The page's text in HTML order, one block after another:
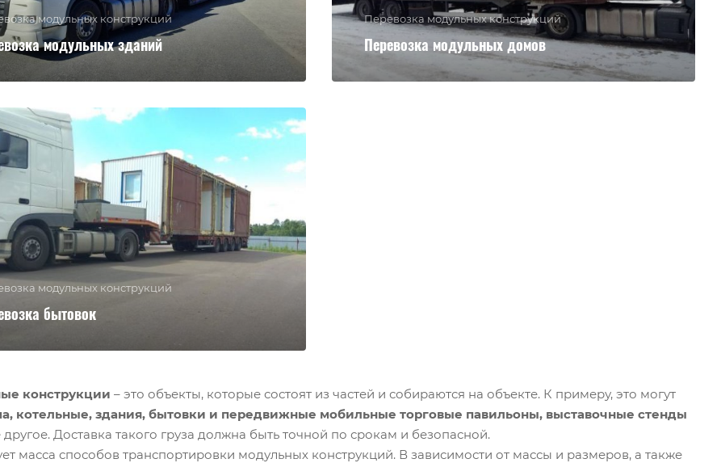
модульных конструкций
модульных зданий
Перевозка модульных конструкций
Перевозка модульных домов
модульных конструкций
бытовок
конструкции – это объекты, которые состоят из частей и собираются на объекте. К примеру, это могут
котельные, здания, бытовки и передвижные мобильные торговые павильоны, выставочные стенды
Доставка такого груза должна быть точной по срокам и безопасной.
масса способов транспортировки модульных конструкций. В зависимости от массы и размеров, а также